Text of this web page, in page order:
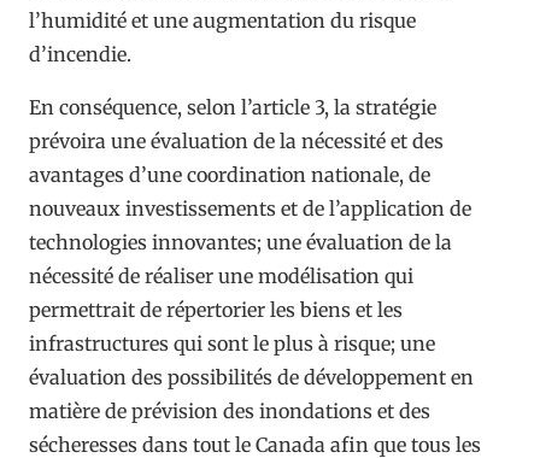
l’humidité et une augmentation du risque
d’incendie.
En conséquence, selon l’article 3, la stratégie
prévoira une évaluation de la nécessité et des
avantages d’une coordination nationale, de
nouveaux investissements et de l’application de
technologies innovantes; une évaluation de la
nécessité de réaliser une modélisation qui
permettrait de répertorier les biens et les
infrastructures qui sont le plus à risque; une
évaluation des possibilités de développement en
matière de prévision des inondations et des
sécheresses dans tout le Canada afin que tous les